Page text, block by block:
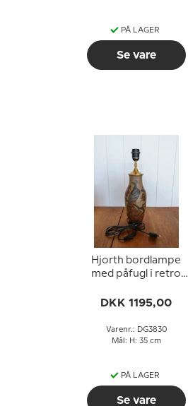
PÅ LAGER
Se vare
Hjorth bordlampe
med påfugl i retro
DKK 1195,00
Varenr.: DG3830
Mål: H: 35 cm
PÅ LAGER
Se vare